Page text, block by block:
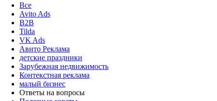
Все
Avito Ads
B2B
Tilda
VK Ads
Авито Реклама
детские праздники
Зарубежная недвижимость
Контекстная реклама
малый бизнес
Ответы на вопросы